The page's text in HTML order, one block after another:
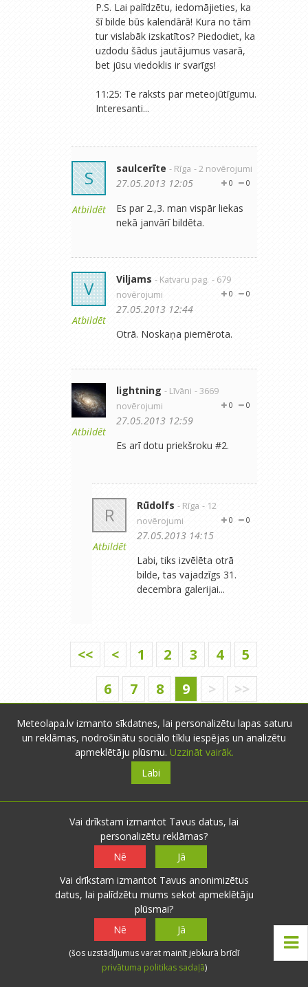
P.S. Lai palīdzētu, iedomājieties, ka
šī bilde būs kalendārā! Kura no tām
tur vislabāk izskatītos? Piedodiet, ka
uzdodu šādus jautājumus vasarā,
bet jūsu viedoklis ir svarīgs!
11:25: Te raksts par meteojūtīgumu.
Interesanti...
S
Atbildēt
saulcerīte - Rīga - 2 novērojumi
0
0
27.05.2013 12:05
Es par 2.,3. man vispār liekas
nekā janvārī bildēta.
V
Atbildēt
Viljams - Katvaru pag. - 679
novērojumi
0
0
27.05.2013 12:44
Otrā. Noskaņa piemērota.
Atbildēt
lightning - Līvāni - 3669
novērojumi
0
0
27.05.2013 12:59
Es arī dotu priekšroku #2.
R
Atbildēt
Rūdolfs - Rīga - 12
novērojumi
0
0
27.05.2013 14:15
Labi, tiks izvēlēta otrā
bilde, tas vajadzīgs 31.
decembra galerijai...
<< < 1 2 3 4
5
6
7 8 9 > >>
Lai pievienotu komentārus,
Jums irjāautentificējas !
x
Iesniegt novērojumus
18:20
+20.0°
RDR 4.1 m/s
Rīga
Rīga (lidosta)
Meteolapa.lv izmanto sīkdatnes, lai personalizētu lapas saturu
un reklāmas, nodrošinātu sociālo tīklu iespējas un analizētu
apmeklētāju plūsmu. Uzzināt vairāk.
Labi
Vai drīkstam izmantot Tavus datus, lai
personalizētu reklāmas?
Nē
Jā
Vai drīkstam izmantot Tavus anonimizētus
datus, lai palīdzētu mums sekot apmeklētāju
plūsmai?
Nē
Jā
(šos uzstādījumus varat mainīt jebkurā brīdī
privātuma politikas sadaļā)